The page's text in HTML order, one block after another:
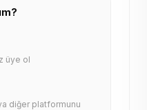
üye ol
diğer platformunu